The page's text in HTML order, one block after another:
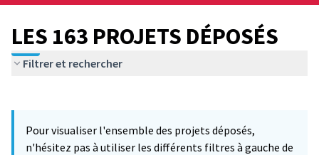
LES 163 PROJETS DÉPOSÉS
Filtrer et rechercher
−
Pour visualiser l'ensemble des projets déposés,
n'hésitez pas à utiliser les différents filtres à gauche de